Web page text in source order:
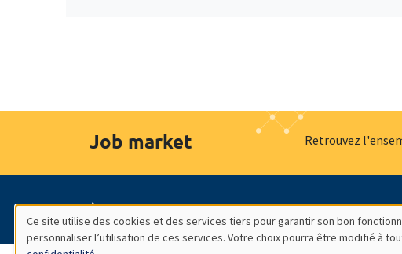
Job market Retrouvez
À propos Nos engagements Hommage à
Ce site utilise des cookies et des services tiers pour garantir son bon
personnaliser l’utilisation de ces services. Votre choix pourra être modifié à